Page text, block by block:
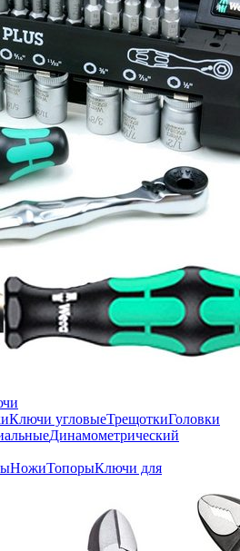
Ключи угловыеТрещоткиГоловки
Динамометрический
НожиТопорыКлючи для